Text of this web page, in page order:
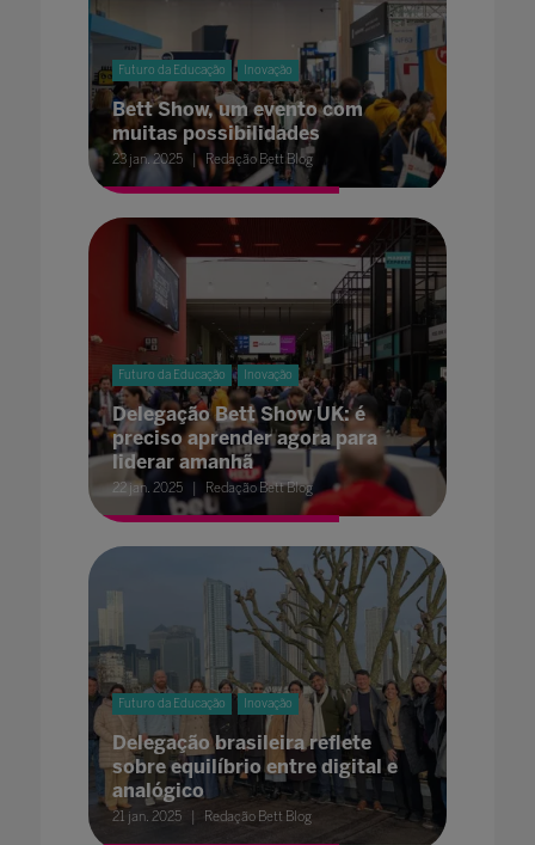
Futuro da Educação Inovação
Bett Show, um evento com
muitas possibilidades
23 jan. 2025 Redação Bett Blog
Futuro da Educação Inovação
Delegação Bett Show UK: é
preciso aprender agora para
liderar amanhã
22 jan. 2025 Redação Bett Blog
Futuro da Educação Inovação
Delegação brasileira reflete
sobre equilíbrio entre digital e
analógico
21 jan. 2025 Redação Bett Blog